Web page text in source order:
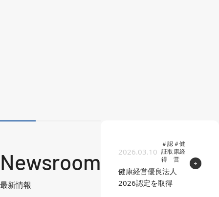
Newsroom
最新情報
2026.03.10
＃認
証取
得
＃健
康経
営
健康経営優良法人
2026認定を取得
→